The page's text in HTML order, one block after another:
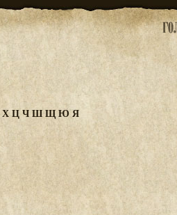
ХЦЧШЩЮЯ